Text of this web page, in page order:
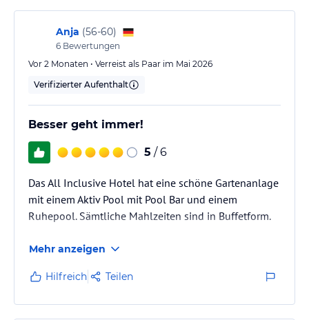
Anja (56-60)
6 Bewertungen
Vor 2 Monaten • Verreist als Paar im Mai 2026
Verifizierter Aufenthalt
Besser geht immer!
5 / 6
Das All Inclusive Hotel hat eine schöne Gartenanlage
mit einem Aktiv Pool mit Pool Bar und einem
Ruhepool. Sämtliche Mahlzeiten sind in Buffetform.
Mehr anzeigen
Hilfreich Teilen